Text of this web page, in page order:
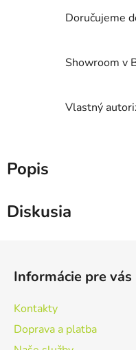
Doručujeme
Showroom v
Vlastný
Popis
Diskusia
Informácie pre vás
Kontakty
Doprava a platba